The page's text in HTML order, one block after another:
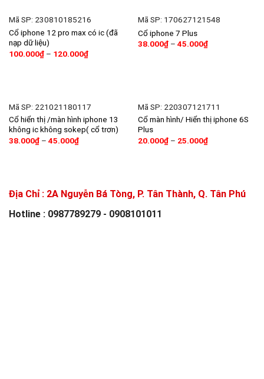
Mã SP: 230810185216
Cổ iphone 12 pro max có ic (đã
nạp dữ liệu)
100.000₫– 120.000₫
Mã SP: 170627121548
Cổ iphone 7 Plus
38.000₫– 45.000₫
Mã SP: 221021180117
Cổ hiển thị /màn hình iphone 13
không ic không sokep( cổ trơn)
38.000₫– 45.000₫
Mã SP: 220307121711
Cổ màn hình/ Hiển thị iphone 6S
Plus
20.000₫– 25.000₫
Địa Chỉ : 2A Nguyễn Bá Tòng, P. Tân Thành, Q. Tân Phú
Hotline : 0987789279 - 0908101011